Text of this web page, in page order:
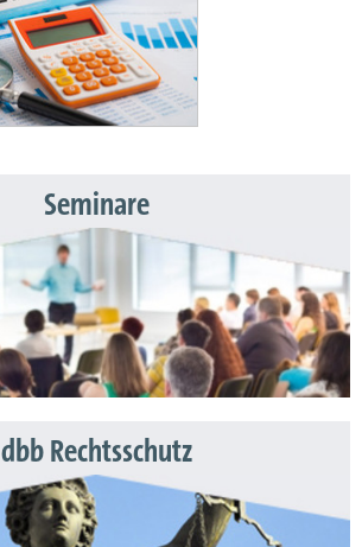
Seminare
dbb Rechtsschutz